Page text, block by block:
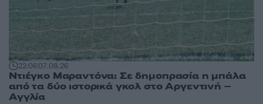
22:0607.08.26
Ντιέγκο Μαραντόνα: Σε δημοπρασία η μπάλα
από τα δύο ιστορικά γκολ στο Αργεντινή –
Αγγλία